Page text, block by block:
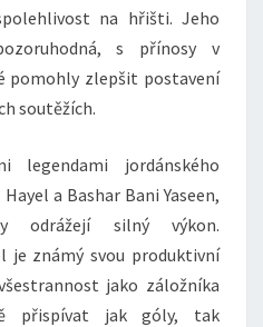
na hřišti. Jeho
s přínosy v
pomohly zlepšit postavení
soutěžích.
jordánského
a Bashar Bani Yaseen,
odrážejí silný výkon.
je známý svou produktivní
jako záložníka
přispívat jak góly, tak